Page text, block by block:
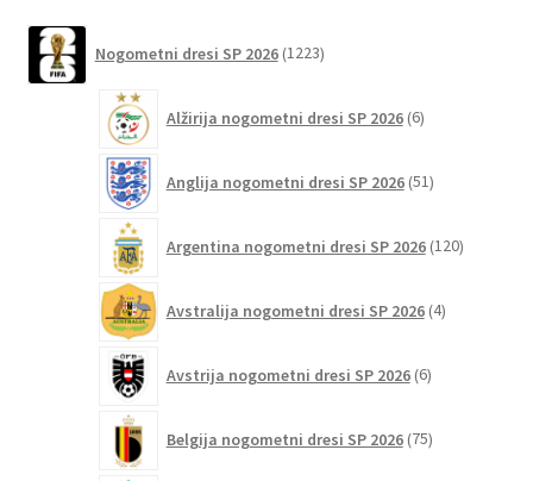
strani
Nogometni dresi SP 2026 1223izdelkov
Alžirija nogometni dresi SP 2026 6izdelkov
Anglija nogometni dresi SP 2026 51izdelkov
Argentina nogometni dresi SP 2026 120izdelkov
Avstralija nogometni dresi SP 2026 4izdelki
Avstrija nogometni dresi SP 2026 6izdelkov
Belgija nogometni dresi SP 2026 75izdelkov